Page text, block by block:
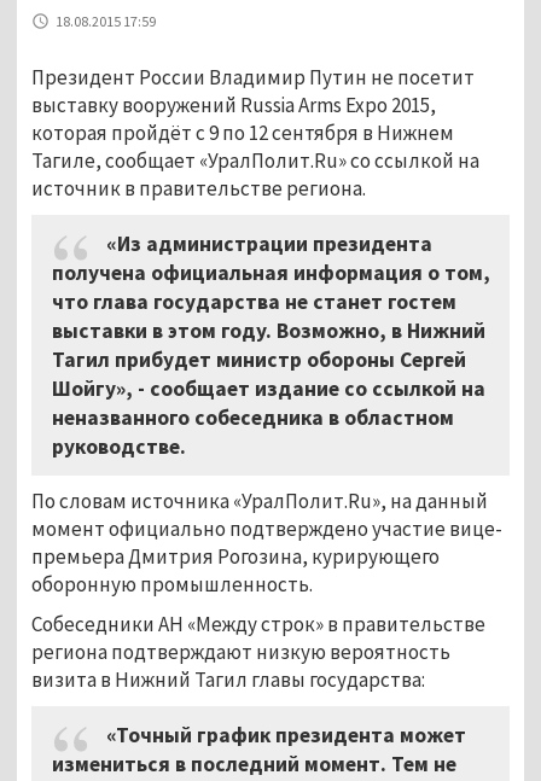
18.08.2015 17:59
Президент России Владимир Путин не посетит
выставку вооружений Russia Arms Expo 2015,
которая пройдёт с 9 по 12 сентября в Нижнем
Тагиле, сообщает «УралПолит.Ru» со ссылкой на
источник в правительстве региона.
«Из администрации президента
получена официальная информация о том,
что глава государства не станет гостем
выставки в этом году. Возможно, в Нижний
Тагил прибудет министр обороны Сергей
Шойгу», - сообщает издание со ссылкой на
неназванного собеседника в областном
руководстве.
По словам источника «УралПолит.Ru», на данный
момент официально подтверждено участие вице-
премьера Дмитрия Рогозина, курирующего
оборонную промышленность.
Собеседники АН «Между строк» в правительстве
региона подтверждают низкую вероятность
визита в Нижний Тагил главы государства:
«Точный график президента может
измениться в последний момент. Тем не